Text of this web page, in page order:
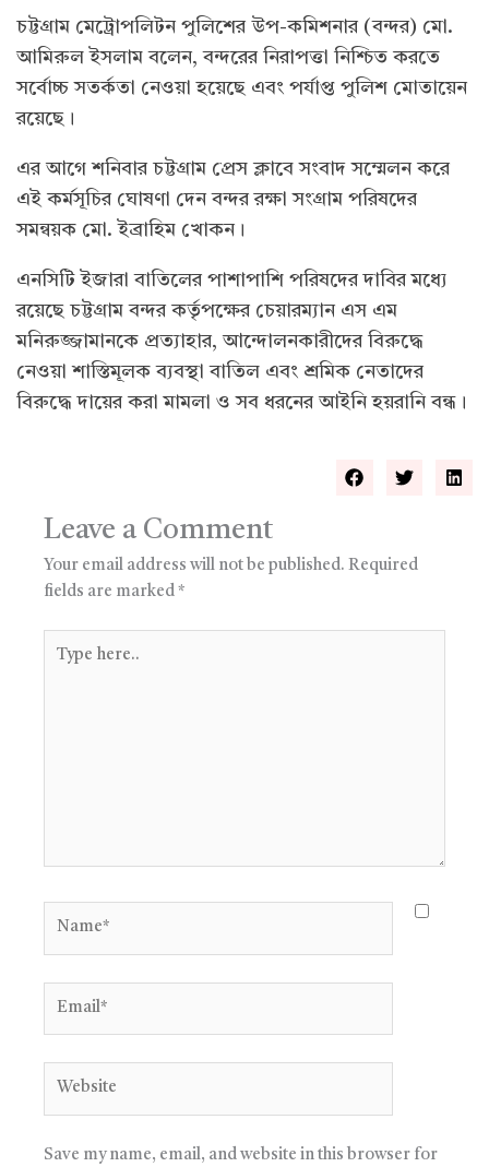
চট্টগ্রাম মেট্রোপলিটন পুলিশের উপ-কমিশনার (বন্দর) মো.
আমিরুল ইসলাম বলেন, বন্দরের নিরাপত্তা নিশ্চিত করতে
সর্বোচ্চ সতর্কতা নেওয়া হয়েছে এবং পর্যাপ্ত পুলিশ মোতায়েন
রয়েছে।
এর আগে শনিবার চট্টগ্রাম প্রেস ক্লাবে সংবাদ সম্মেলন করে
এই কর্মসূচির ঘোষণা দেন বন্দর রক্ষা সংগ্রাম পরিষদের
সমন্বয়ক মো. ইব্রাহিম খোকন।
এনসিটি ইজারা বাতিলের পাশাপাশি পরিষদের দাবির মধ্যে
রয়েছে চট্টগ্রাম বন্দর কর্তৃপক্ষের চেয়ারম্যান এস এম
মনিরুজ্জামানকে প্রত্যাহার, আন্দোলনকারীদের বিরুদ্ধে
নেওয়া শাস্তিমূলক ব্যবস্থা বাতিল এবং শ্রমিক নেতাদের
বিরুদ্ধে দায়ের করা মামলা ও সব ধরনের আইনি হয়রানি বন্ধ।
Leave a Comment
Your email address will not be published. Required
fields are marked *
here..
Save my name, email, and website in this browser for